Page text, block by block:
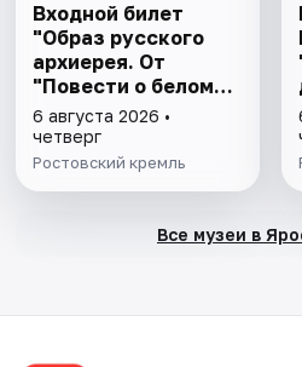
Входной билет
"Образ русского
архиерея. От
"Повести о белом
клобуке" до
восстановления
патриаршества"
6 августа 2026 •
четверг
Ростовский кремль
Все музеи в